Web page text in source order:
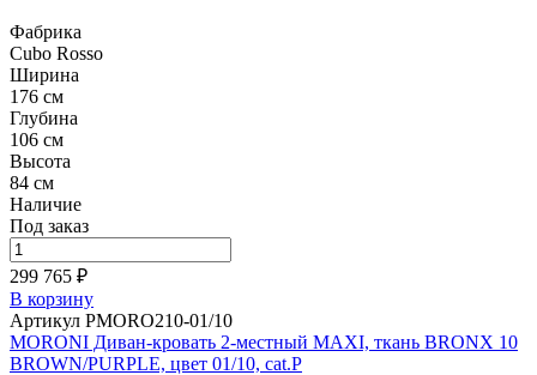
Фабрика
Cubo Rosso
Ширина
176 см
Глубина
106 см
Высота
84 см
Наличие
Под заказ
299 765 ₽
В корзину
Артикул PMORO210-01/10
MORONI Диван-кровать 2-местный MAXI, ткань BRONX 10
BROWN/PURPLE, цвет 01/10, cat.P